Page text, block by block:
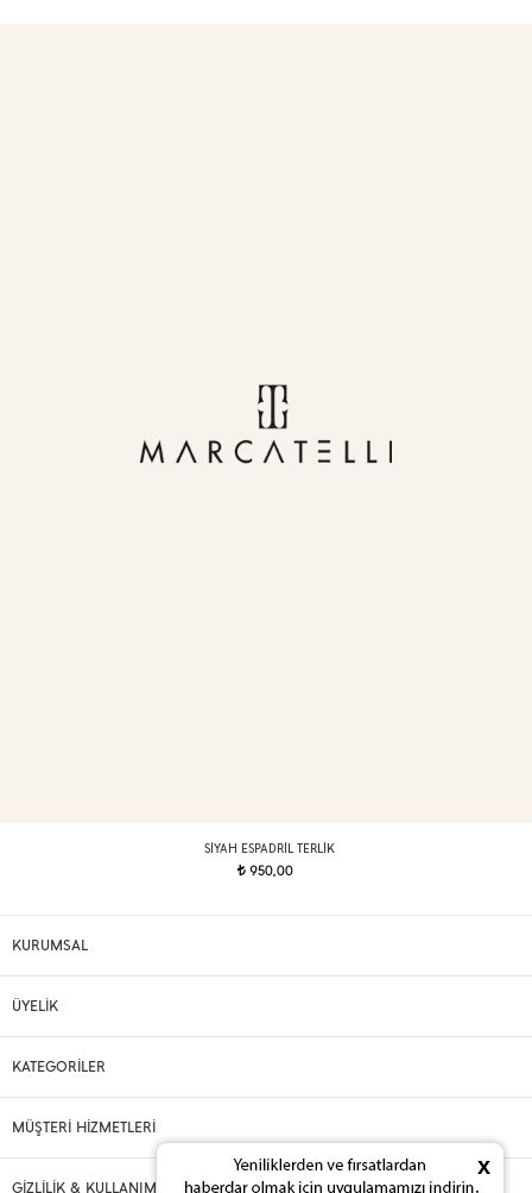
SIYAH ESPADRIL TERLIK
t950,00
KURUMSAL
ÜYELİK
KATEGORİLER
MÜŞTERİ HİZMETLERİ
GİZLİLİK & KULLANIM
x